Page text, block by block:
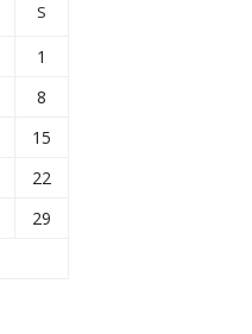
S
1
8
15
22
29